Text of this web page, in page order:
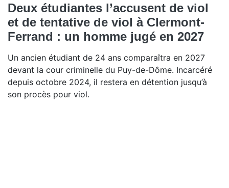
Deux étudiantes l’accusent de viol
et de tentative de viol à Clermont-
Ferrand : un homme jugé en 2027
Un ancien étudiant de 24 ans comparaîtra en 2027
devant la cour criminelle du Puy-de-Dôme. Incarcéré
depuis octobre 2024, il restera en détention jusqu’à
son procès pour viol.